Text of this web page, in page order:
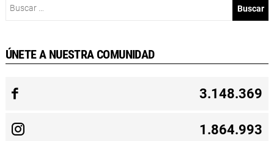
ÚNETE A NUESTRA COMUNIDAD
3.148.369
1.864.993